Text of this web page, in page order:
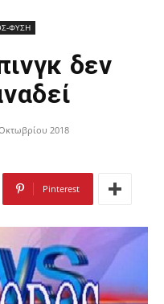
ΦΥΣΗ
δεν
2018
Pinterest